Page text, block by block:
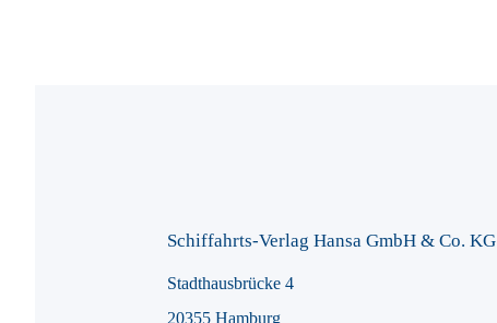
Schiffahrts-Verlag Hansa GmbH & Co. KG
Stadthausbrücke 4
20355 Hamburg